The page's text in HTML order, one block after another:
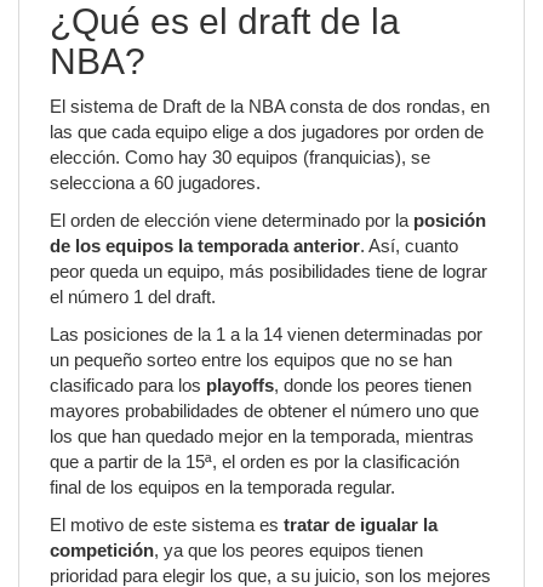
¿Qué es el draft de la
NBA?
El sistema de Draft de la NBA consta de dos rondas, en
las que cada equipo elige a dos jugadores por orden de
elección. Como hay 30 equipos (franquicias), se
selecciona a 60 jugadores.
El orden de elección viene determinado por la posición
de los equipos la temporada anterior. Así, cuanto
peor queda un equipo, más posibilidades tiene de lograr
el número 1 del draft.
Las posiciones de la 1 a la 14 vienen determinadas por
un pequeño sorteo entre los equipos que no se han
clasificado para los playoffs, donde los peores tienen
mayores probabilidades de obtener el número uno que
los que han quedado mejor en la temporada, mientras
que a partir de la 15ª, el orden es por la clasificación
final de los equipos en la temporada regular.
El motivo de este sistema es tratar de igualar la
competición, ya que los peores equipos tienen
prioridad para elegir los que, a su juicio, son los mejores